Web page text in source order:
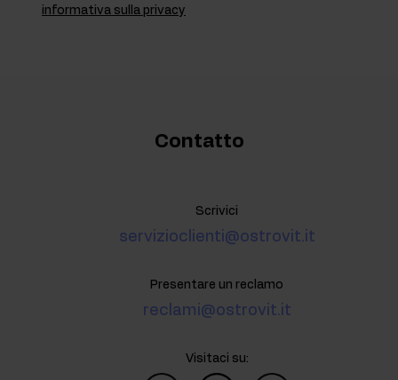
informativa sulla privacy
Contatto
Scrivici
servizioclienti@ostrovit.it
Presentare un reclamo
reclami@ostrovit.it
Visitaci su: